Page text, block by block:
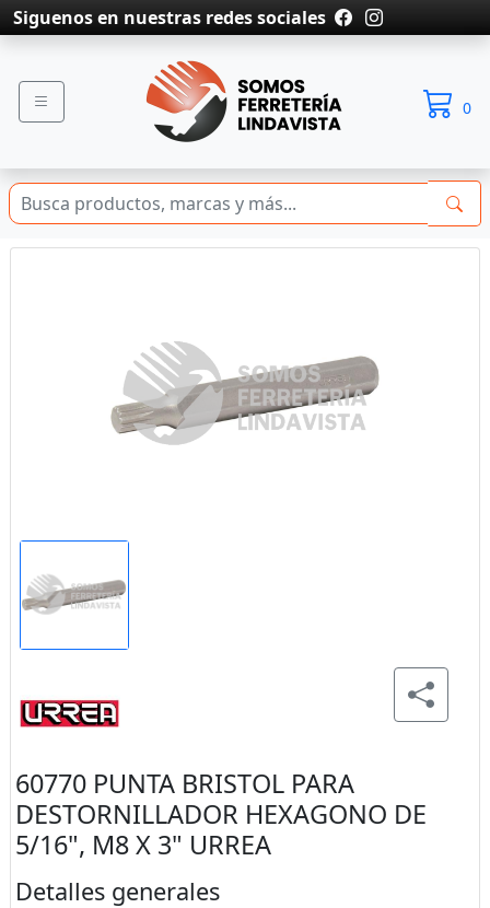
Siguenos en nuestras redes sociales
0
60770 PUNTA BRISTOL PARA
DESTORNILLADOR HEXAGONO DE
5/16", M8 X 3" URREA
Detalles generales